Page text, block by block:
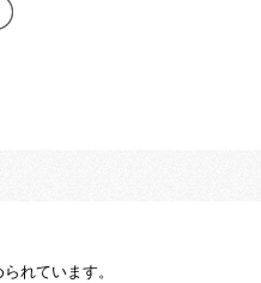
れています。